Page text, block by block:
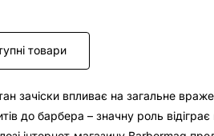
зачіски впливає на загальне
до барбера – значну роль
товари